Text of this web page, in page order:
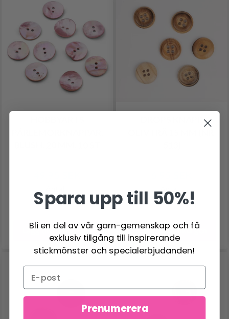
Lägg till varukorgen Lägg till varukorgen
Spara upp till 50%!
Bli en del av vår garn-gemenskap och få
exklusiv tillgång till inspirerande
stickmönster och specialerbjudanden!
Prenumerera